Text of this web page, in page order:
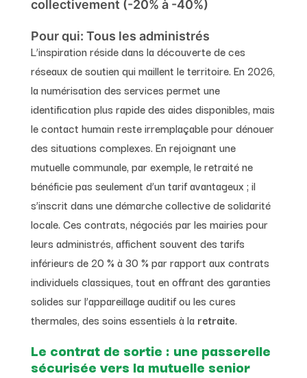
collectivement (-20% à -40%)
Pour qui: Tous les administrés
En savoir plus
Aucun résultat trouvé pour votre
recherche.
Le conseil d’expert
L’inspiration réside dans la découverte de ces
réseaux de soutien qui maillent le territoire. En 2026,
la numérisation des services permet une
identification plus rapide des aides disponibles, mais
le contact humain reste irremplaçable pour dénouer
des situations complexes. En rejoignant une
mutuelle communale, par exemple, le retraité ne
bénéficie pas seulement d’un tarif avantageux ; il
s’inscrit dans une démarche collective de solidarité
locale. Ces contrats, négociés par les mairies pour
leurs administrés, affichent souvent des tarifs
inférieurs de 20 % à 30 % par rapport aux contrats
individuels classiques, tout en offrant des garanties
solides sur l’appareillage auditif ou les cures
thermales, des soins essentiels à la retraite.
Le contrat de sortie : une passerelle
sécurisée vers la mutuelle senior